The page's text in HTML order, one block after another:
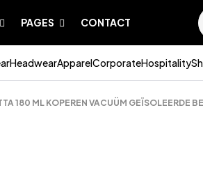
PAGES CONTACT
HeadwearApparelCorporateHospitality
180 ML KOPEREN VACUÜM GEÏSOLEERDE